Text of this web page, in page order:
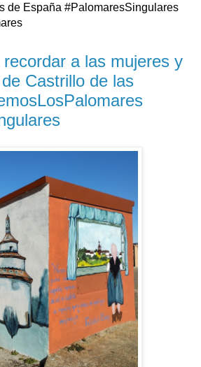
de España #PalomaresSingulares
a las mujeres y
Castrillo de las